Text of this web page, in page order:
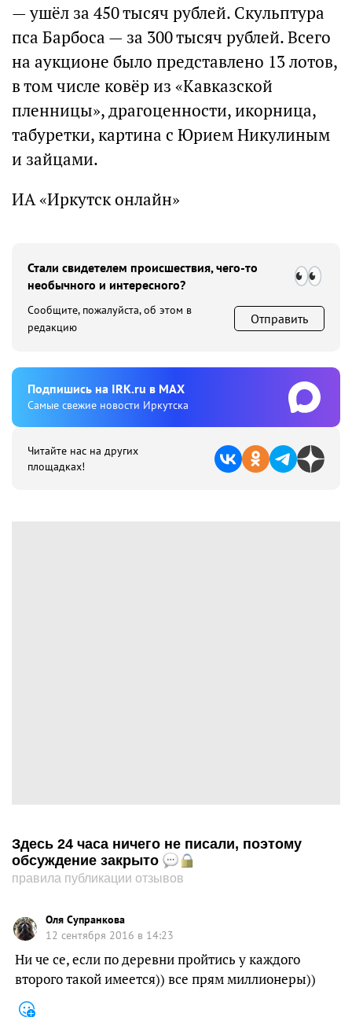
— ушёл за 450 тысяч рублей. Скульптура
пса Барбоса — за 300 тысяч рублей. Всего
на аукционе было представлено 13 лотов,
в том числе ковёр из «Кавказской
пленницы», драгоценности, икорница,
табуретки, картина с Юрием Никулиным
и зайцами.
ИА «Иркутск онлайн»
Стали свидетелем происшествия, чего-то
необычного и интересного?
Сообщите, пожалуйста, об этом в
редакцию
Отправить
Подпишиcь на IRK.ru в MAX
Cамые свежие новости Иркутска
Читайте нас на других
площадках!
Здесь 24 часа ничего не писали, поэтому
обсуждение закрыто
правила публикации отзывов
Оля Супранкова
12 сентября 2016 в 14:23
Ни че се, если по деревни пройтись у каждого
второго такой имеется)) все прям миллионеры))